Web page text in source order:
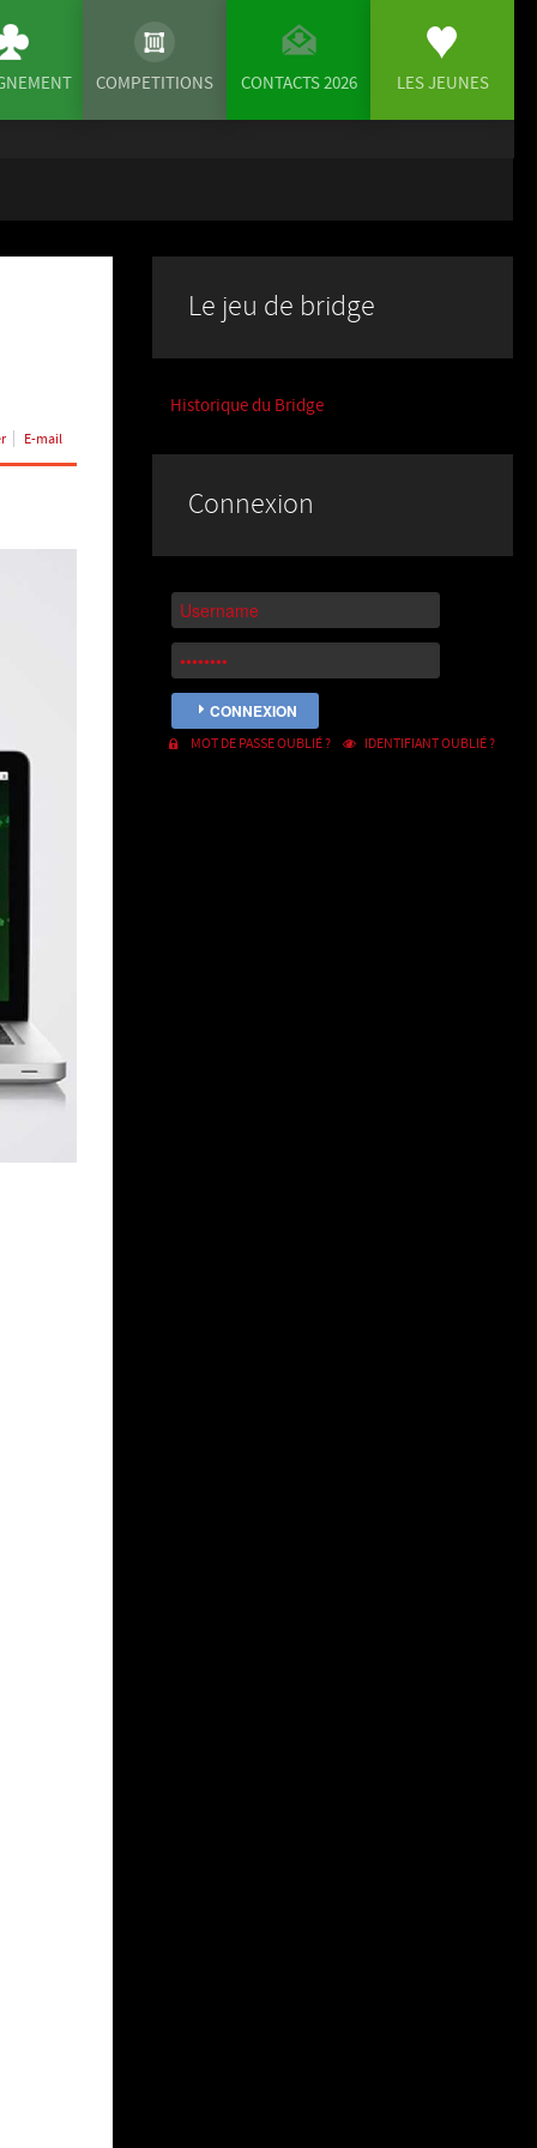
COMPETITIONS CONTACTS 2026 LES JEUNES
E-mail
Le jeu de bridge
Historique du Bridge
Connexion
CONNEXION
MOT DE PASSE OUBLIÉ ? IDENTIFIANT OUBLIÉ ?